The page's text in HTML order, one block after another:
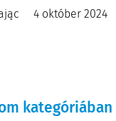
4 október 2024